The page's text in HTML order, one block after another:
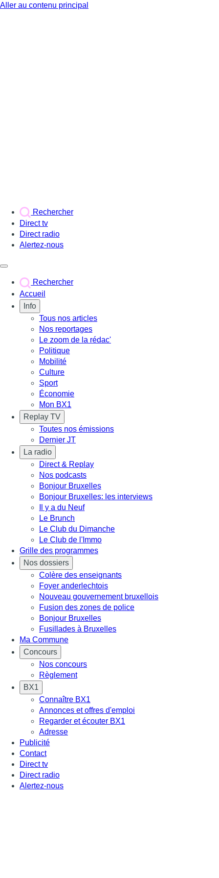
Aller au contenu principal
Rechercher
Direct tv
Direct radio
Alertez-nous
Rechercher
Accueil
Info
Tous nos articles
Nos reportages
Le zoom de la rédac'
Politique
Mobilité
Culture
Sport
Économie
Mon BX1
Replay TV
Toutes nos émissions
Dernier JT
La radio
Direct & Replay
Nos podcasts
Bonjour Bruxelles
Bonjour Bruxelles: les interviews
Il y a du Neuf
Le Brunch
Le Club du Dimanche
Le Club de l'Immo
Grille des programmes
Nos dossiers
Colère des enseignants
Foyer anderlechtois
Nouveau gouvernement bruxellois
Fusion des zones de police
Bonjour Bruxelles
Fusillades à Bruxelles
Ma Commune
Concours
Nos concours
Règlement
BX1
Connaître BX1
Annonces et offres d'emploi
Regarder et écouter BX1
Adresse
Publicité
Contact
Direct tv
Direct radio
Alertez-nous